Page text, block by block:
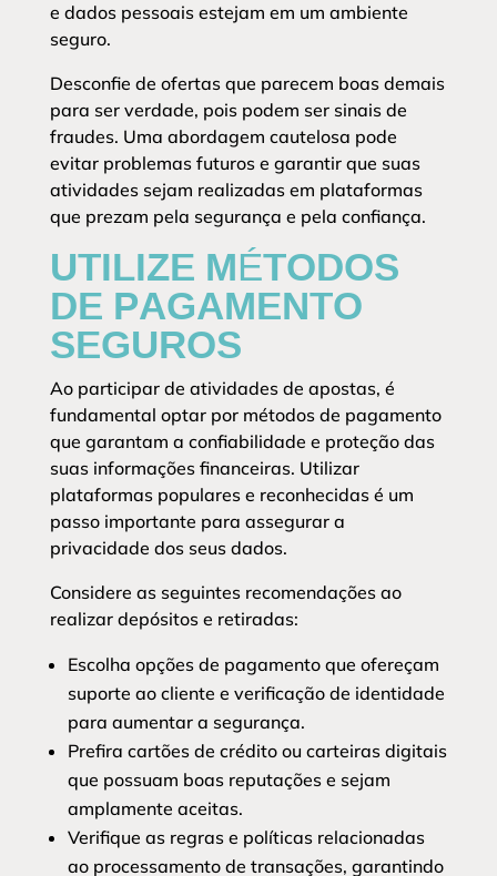
e dados pessoais estejam em um ambiente
seguro.
Desconfie de ofertas que parecem boas demais
para ser verdade, pois podem ser sinais de
fraudes. Uma abordagem cautelosa pode
evitar problemas futuros e garantir que suas
atividades sejam realizadas em plataformas
que prezam pela segurança e pela confiança.
UTILIZE MÉTODOS
DE PAGAMENTO
SEGUROS
Ao participar de atividades de apostas, é
fundamental optar por métodos de pagamento
que garantam a confiabilidade e proteção das
suas informações financeiras. Utilizar
plataformas populares e reconhecidas é um
passo importante para assegurar a
privacidade dos seus dados.
Considere as seguintes recomendações ao
realizar depósitos e retiradas:
Escolha opções de pagamento que ofereçam
suporte ao cliente e verificação de identidade
para aumentar a segurança.
Prefira cartões de crédito ou carteiras digitais
que possuam boas reputações e sejam
amplamente aceitas.
Verifique as regras e políticas relacionadas
ao processamento de transações, garantindo